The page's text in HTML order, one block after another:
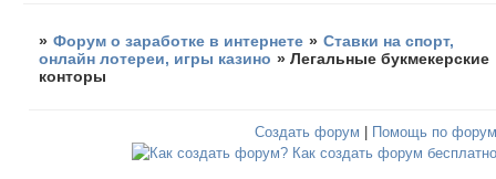
» Форум о заработке в интернете » Ставки на спорт,
онлайн лотереи, игры казино »Легальные букмекерские
конторы
Создать форум | Помощь по